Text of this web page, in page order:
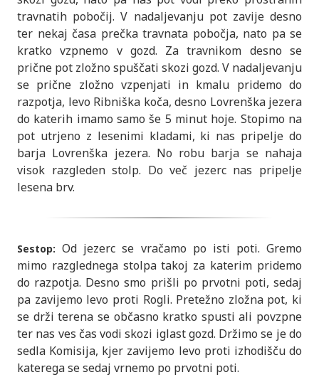
travnatih pobočij. V nadaljevanju pot zavije desno
ter nekaj časa prečka travnata pobočja, nato pa se
kratko vzpnemo v gozd. Za travnikom desno se
prične pot zložno spuščati skozi gozd. V nadaljevanju
se prične zložno vzpenjati in kmalu pridemo do
razpotja, levo Ribniška koča, desno Lovrenška jezera
do katerih imamo samo še 5 minut hoje. Stopimo na
pot utrjeno z lesenimi kladami, ki nas pripelje do
barja Lovrenška jezera. No robu barja se nahaja
visok razgleden stolp. Do več jezerc nas pripelje
lesena brv.
Sestop: Od jezerc se vračamo po isti poti. Gremo
mimo razglednega stolpa takoj za katerim pridemo
do razpotja. Desno smo prišli po prvotni poti, sedaj
pa zavijemo levo proti Rogli. Pretežno zložna pot, ki
se drži terena se občasno kratko spusti ali povzpne
ter nas ves čas vodi skozi iglast gozd. Držimo se je do
sedla Komisija, kjer zavijemo levo proti izhodišču do
katerega se sedaj vrnemo po prvotni poti.